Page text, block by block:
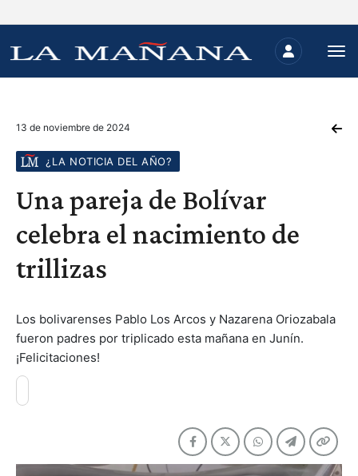
13 de noviembre de 2024
¿LA NOTICIA DEL AÑO?
Una pareja de Bolívar
celebra el nacimiento de
trillizas
Los bolivarenses Pablo Los Arcos y Nazarena Oriozabala
fueron padres por triplicado esta mañana en Junín.
¡Felicitaciones!